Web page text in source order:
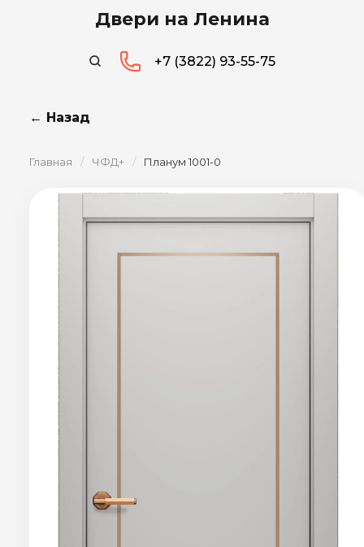
Двери на Ленина
+7 (3822) 93-55-75
← Назад
Главная / ЧФД+ / Планум 1001-0